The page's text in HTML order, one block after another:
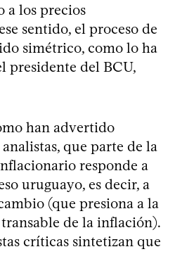
a los precios
sentido, el proceso de
simétrico, como lo ha
presidente del BCU,
han advertido
que parte de la
responde a
uruguayo, es decir, a
(que presiona a la
de la inflación).
críticas sintetizan que